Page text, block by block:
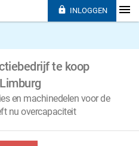
te koop
en machinedelen voor de
nu overcapaciteit
 INLOGGEN